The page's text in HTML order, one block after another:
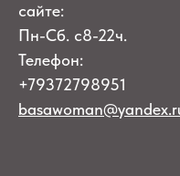
сайте:
Пн-Сб. с8-22ч.
Телефон:
+79372798951